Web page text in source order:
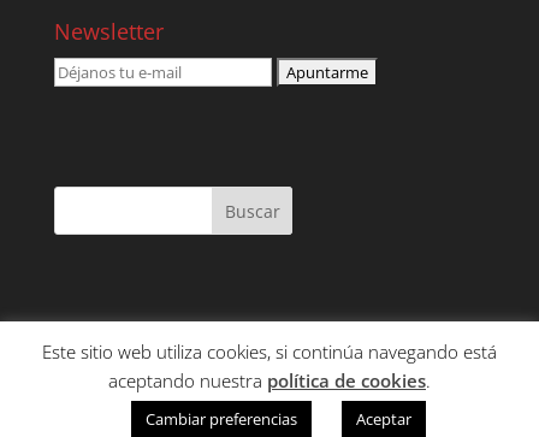
Newsletter
SERVICIOS
CONTENIDO
CLIENTES
CONTACTO
Este sitio web utiliza cookies, si continúa navegando está
aceptando nuestra política de cookies.
Cambiar preferencias Aceptar